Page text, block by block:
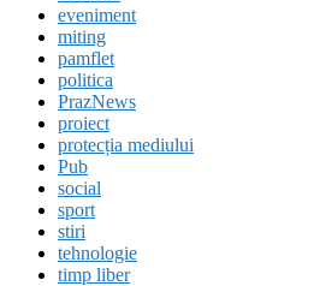
eveniment
miting
pamflet
politica
PrazNews
proiect
protecția mediului
Pub
social
sport
stiri
tehnologie
timp liber